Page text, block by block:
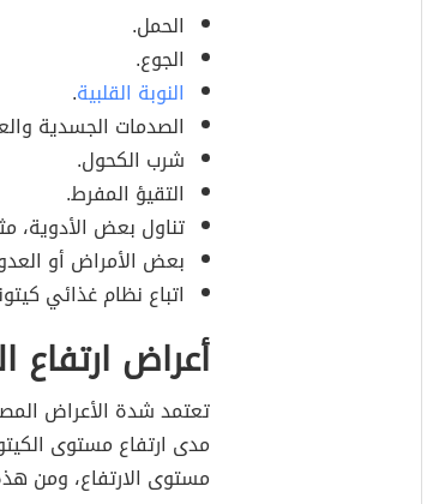
الحمل.
الجوع.
النوبة القلبية.
الصدمات الجسدية
شرب الكحول.
التقيؤ المفرط.
تناول بعض الأدوية،
بعض الأمراض أو
اتباع نظام غذائي
أعراض ارتفاع
تعتمد شدة الأعراض
مدى ارتفاع مستوى
مستوى الارتفاع، ومن